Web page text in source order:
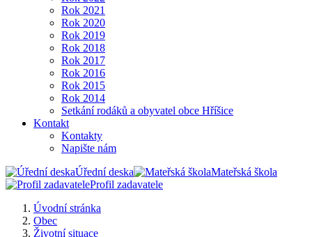
Rok 2021
Rok 2020
Rok 2019
Rok 2018
Rok 2017
Rok 2016
Rok 2015
Rok 2014
Setkání rodáků a obyvatel obce Hříšice
Kontakt
Kontakty
Napište nám
Úřední deska
Mateřská škola
Profil zadavatele
Úvodní stránka
Obec
Životní situace